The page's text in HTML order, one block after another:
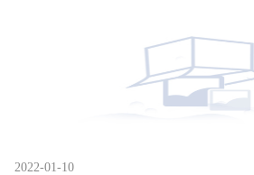
2022-01-10